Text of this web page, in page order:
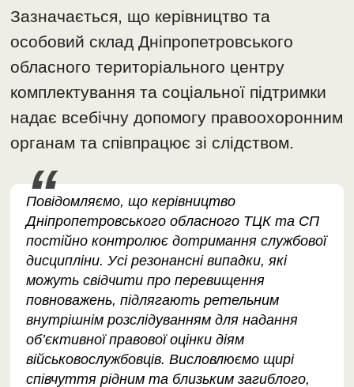
Зазначається, що керівництво та
особовий склад Дніпропетровського
обласного територіального центру
комплектування та соціальної підтримки
надає всебічну допомогу правоохоронним
органам та співпрацює зі слідством.
Повідомляємо, що керівництво
Дніпропетровського обласного ТЦК та СП
постійно контролює дотримання службової
дисципліни. Усі резонансні випадки, які
можуть свідчити про перевищення
повноважень, підлягають ретельним
внутрішнім розслідуванням для надання
об’єктивної правової оцінки діям
військовослужбовців. Висловлюємо щирі
співчуття рідним та близьким загиблого,